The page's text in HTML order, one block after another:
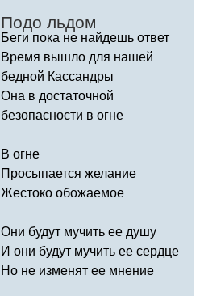
Подо льдом
Беги пока не найдешь ответ
Время вышло для нашей
бедной Кассандры
Она в достаточной
безопасности в огне
В огне
Просыпается желание
Жестоко обожаемое
Они будут мучить ее душу
И они будут мучить ее сердце
Но не изменят ее мнение